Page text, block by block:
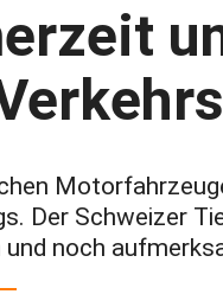
Der Schweizer
noch